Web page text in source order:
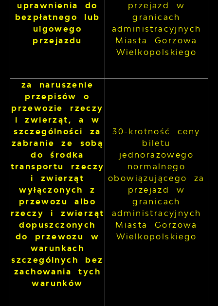
uprawnienia do
bezpłatnego lub
ulgowego
przejazdu
przejazd w
granicach
administracyjnych
Miasta Gorzowa
Wielkopolskiego
za naruszenie
przepisów o
przewozie rzeczy
i zwierząt, a w
szczególności za
zabranie ze sobą
do środka
transportu rzeczy
i zwierząt
wyłączonych z
przewozu albo
rzeczy i zwierząt
dopuszczonych
do przewozu w
warunkach
szczególnych bez
zachowania tych
warunków
30-krotność ceny
biletu
jednorazowego
normalnego
obowiązującego za
przejazd w
granicach
administracyjnych
Miasta Gorzowa
Wielkopolskiego